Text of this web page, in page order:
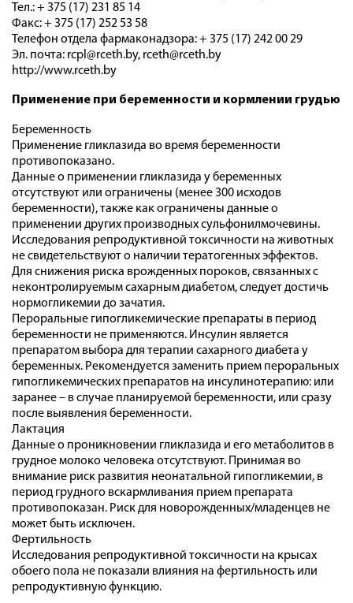
Тел.: + 375 (17) 231 85 14
Факс: + 375 (17) 252 53 58
Телефон отдела фармаконадзора: + 375 (17) 242 00 29
Эл. почта: rcpl@rceth.by, rceth@rceth.by
http://www.rceth.by
Применение при беременности и кормлении грудью
Беременность
Применение гликлазида во время беременности
противопоказано.
Данные о применении гликлазида у беременных
отсутствуют или ограничены (менее 300 исходов
беременности), также как ограничены данные о
применении других производных сульфонилмочевины.
Исследования репродуктивной токсичности на животных
не свидетельствуют о наличии тератогенных эффектов.
Для снижения риска врожденных пороков, связанных с
неконтролируемым сахарным диабетом, следует достичь
нормогликемии до зачатия.
Пероральные гипогликемические препараты в период
беременности не применяются. Инсулин является
препаратом выбора для терапии сахарного диабета у
беременных. Рекомендуется заменить прием пероральных
гипогликемических препаратов на инсулинотерапию: или
заранее – в случае планируемой беременности, или сразу
после выявления беременности.
Лактация
Данные о проникновении гликлазида и его метаболитов в
грудное молоко человека отсутствуют. Принимая во
внимание риск развития неонатальной гипогликемии, в
период грудного вскармливания прием препарата
противопоказан. Риск для новорожденных/младенцев не
может быть исключен.
Фертильность
Исследования репродуктивной токсичности на крысах
обоего пола не показали влияния на фертильность или
репродуктивную функцию.